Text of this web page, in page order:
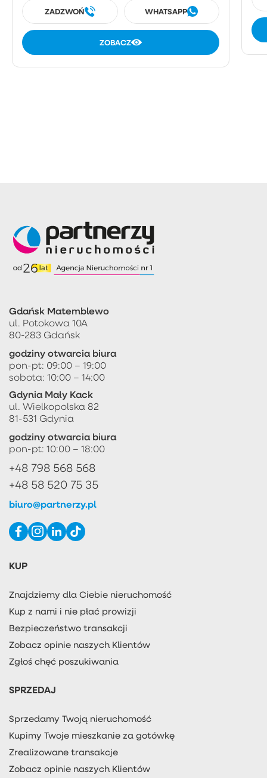
ZADZWOŃ WHATSAPP
ZOBACZ
Gdańsk Matemblewo
ul. Potokowa 10A
80-283 Gdańsk
godziny otwarcia biura
pon-pt: 09:00 – 19:00
sobota: 10:00 – 14:00
Gdynia Mały Kack
ul. Wielkopolska 82
81-531 Gdynia
godziny otwarcia biura
pon-pt: 10:00 – 18:00
+48 798 568 568
+48 58 520 75 35
biuro@partnerzy.pl
KUP
Znajdziemy dla Ciebie nieruchomość
Kup z nami i nie płać prowizji
Bezpieczeństwo transakcji
Zobacz opinie naszych Klientów
Zgłoś chęć poszukiwania
SPRZEDAJ
Sprzedamy Twoją nieruchomość
Kupimy Twoje mieszkanie za gotówkę
Zrealizowane transakcje
Zobacz opinie naszych Klientów